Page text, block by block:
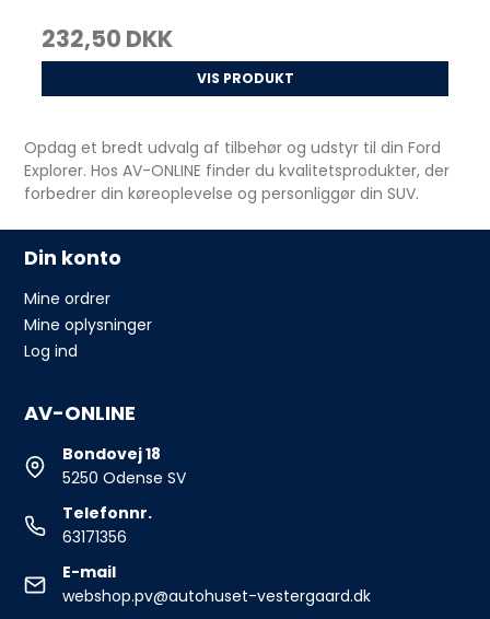
232,50 DKK
VIS PRODUKT
Opdag et bredt udvalg af tilbehør og udstyr til din Ford
Explorer. Hos AV-ONLINE finder du kvalitetsprodukter, der
forbedrer din køreoplevelse og personliggør din SUV.
Din konto
Mine ordrer
Mine oplysninger
Log ind
AV-ONLINE
Bondovej 18
5250 Odense SV
Telefonnr.
63171356
E-mail
webshop.pv@autohuset-vestergaard.dk